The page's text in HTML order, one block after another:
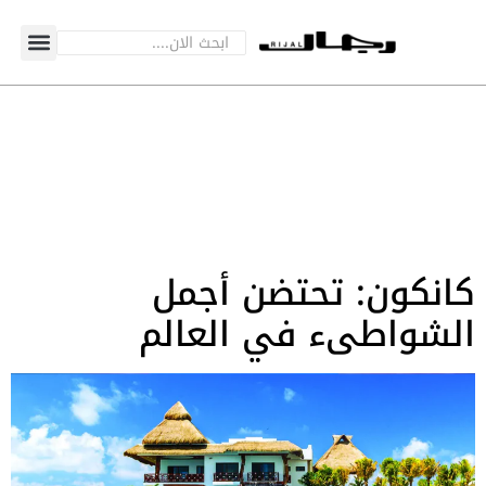
كانكون: تحتضن أجمل
الشواطىء في العالم